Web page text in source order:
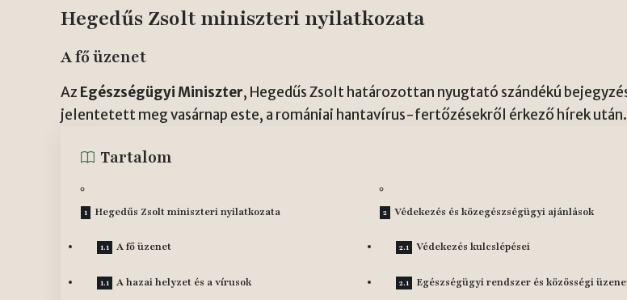
Hegedűs Zsolt miniszteri nyilatkozata
A fő üzenet
Az Egészségügyi Miniszter, Hegedűs Zsolt határozottan nyugtató szándékú
jelentetett meg vasárnap este, a romániai hantavírus-fertőzésekről érkező hírek után.
Tartalom
Hegedűs Zsolt miniszteri nyilatkozata
A fő üzenet
A hazai helyzet és a vírusok
Védekezés és közegészségügyi ajánlások
Védekezés kulcslépései
Egészségügyi rendszer és közösségi